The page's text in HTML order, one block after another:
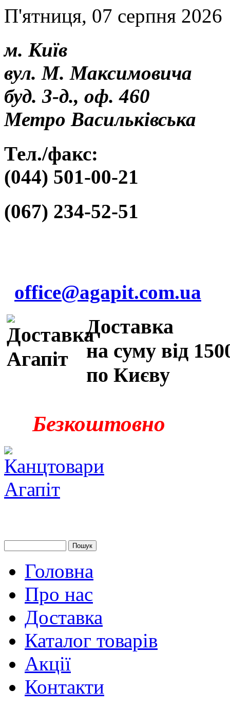
П'ятниця, 07 серпня 2026
м. Київ
вул. М. Максимовича
буд. 3-д., оф. 460
Метро Васильківська
Тел./факс:
(044) 501-00-21
(067) 234-52-51
office@agapit.com.ua
Доставка
на суму від
по Києву
Безкоштовно
Головна
Про нас
Доставка
Каталог товарів
Акції
Контакти